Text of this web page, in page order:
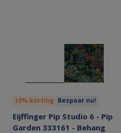
10% korting Bespaar nu!
Eijffinger Pip Studio 6 - Pip
Garden 333161 - Behang